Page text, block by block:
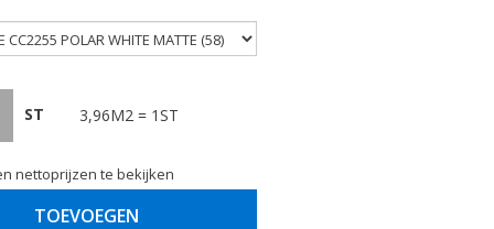
ST 3,96M2 = 1ST
nettoprijzen te bekijken
TOEVOEGEN